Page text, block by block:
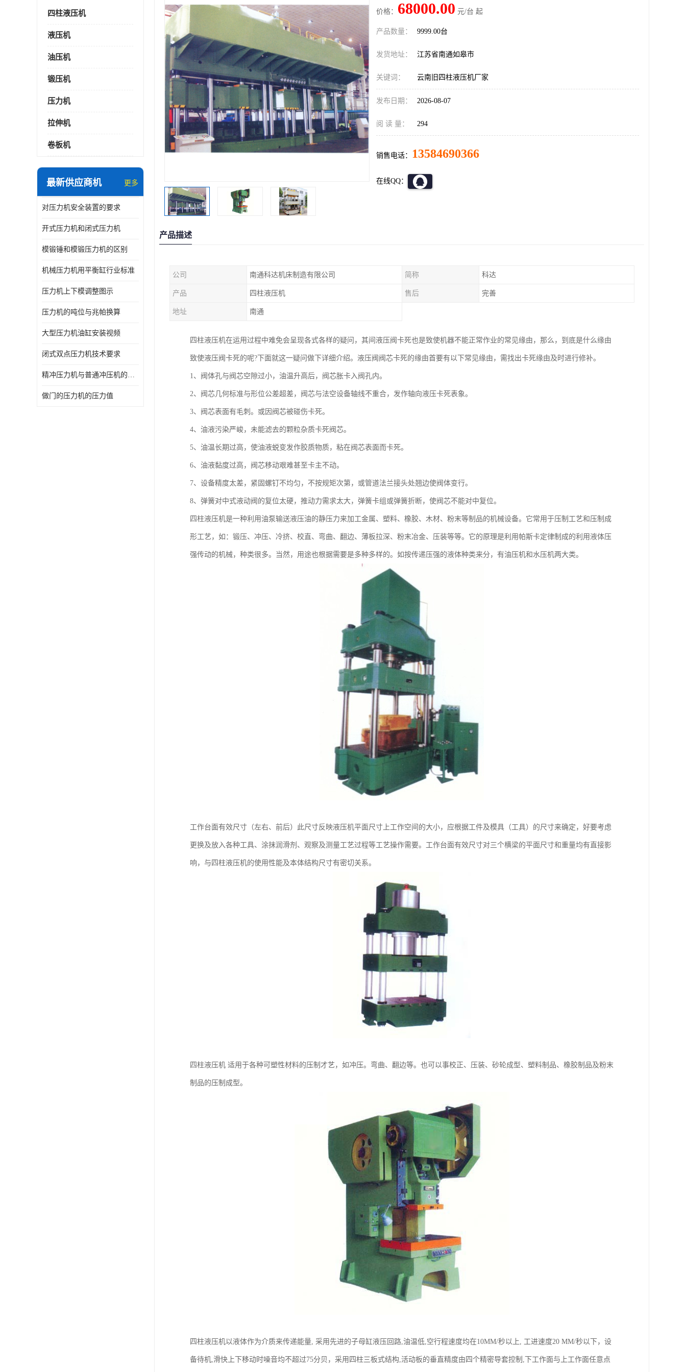
四柱液压机
液压机
油压机
锻压机
压力机
拉伸机
卷板机
最新供应商机 更多
对压力机安全装置的要求
开式压力机和闭式压力机
模锻锤和模锻压力机的区别
机械压力机用平衡缸行业标准
压力机上下模调整图示
压力机的吨位与兆帕换算
大型压力机油缸安装视频
闭式双点压力机技术要求
精冲压力机与普通冲压机的区别
做门的压力机的压力值
价格： 68000.00 元/台 起
产品数量： 9999.00台
发货地址： 江苏省南通如皋市
关键词： 云南旧四柱液压机厂家
发布日期： 2026-08-07
阅 读 量： 294
销售电话： 13584690366
在线QQ：
产品描述
公司 南通科达机床制造有限公司 简称 科达
产品 四柱液压机 售后 完善
地址 南通
四柱液压机在运用过程中难免会呈现各式各样的疑问，其间液压阀卡死也是致使机器不能正常作业的常见缘由，那么，到底是什么缘由
致使液压阀卡死的呢?下面就这一疑问做下详细介绍。液压阀阀芯卡死的缘由首要有以下常见缘由，需找出卡死缘由及时进行修补。
1、阀体孔与阀芯空隙过小，油温升高后，阀芯胀卡入阀孔内。
2、阀芯几何标准与形位公差超差，阀芯与法空设备轴线不重合，发作轴向液压卡死表象。
3、阀芯表面有毛刺。或因阀芯被碰伤卡死。
4、油液污染严峻，未能滤去的颗粒杂质卡死阀芯。
5、油温长期过高，使油液蜕变发作胶质物质，粘在阀芯表面而卡死。
6、油液黏度过高，阀芯移动艰难甚至卡主不动。
7、设备精度太差，紧固螺钉不均匀，不按规矩次第，或管道法兰接头处翘边使阀体变行。
8、弹簧对中式液动阀的复位太硬，推动力需求太大，弹簧卡组或弹簧折断，使阀芯不能对中复位。
四柱液压机是一种利用油泵输送液压油的静压力来加工金属、塑料、橡胶、木材、粉末等制品的机械设备。它常用于压制工艺和压制成
形工艺，如：锻压、冲压、冷挤、校直、弯曲、翻边、薄板拉深、粉末冶金、压装等等。它的原理是利用帕斯卡定律制成的利用液体压
强传动的机械，种类很多。当然，用途也根据需要是多种多样的。如按传递压强的液体种类来分，有油压机和水压机两大类。
工作台面有效尺寸（左右、前后）此尺寸反映液压机平面尺寸上工作空间的大小，应根据工件及模具（工具）的尺寸来确定，好要考虑
更换及放入各种工具、涂抹润滑剂、观察及测量工艺过程等工艺操作需要。工作台面有效尺寸对三个横梁的平面尺寸和重量均有直接影
响，与四柱液压机的使用性能及本体结构尺寸有密切关系。
四柱液压机 适用于各种可塑性材料的压制才艺，如冲压。弯曲、翻边等。也可以事校正、压装、砂轮成型、塑料制品、橡胶制品及粉末
制品的压制成型。
四柱液压机以液体作为介质来传递能量, 采用先进的子母缸液压回路,油温低,空行程速度均在10MM/秒以上, 工进速度20 MM/秒以下，设
备待机,滑快上下移动时噪音均不超过75分贝，采用四柱三板式结构,活动板的垂直精度由四个精密导套控制,下工作面与上工作面任意点